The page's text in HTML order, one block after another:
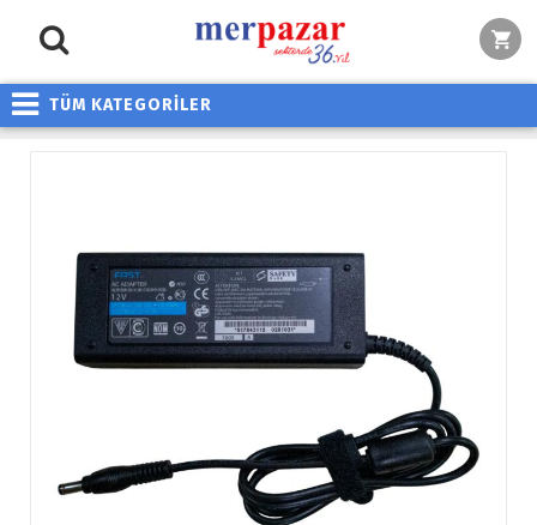
TÜM KATEGORİLER